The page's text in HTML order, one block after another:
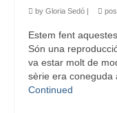
by Gloria Sedó
Estem fent
Són una
va estar molt de
sèrie era coneguda
Continued